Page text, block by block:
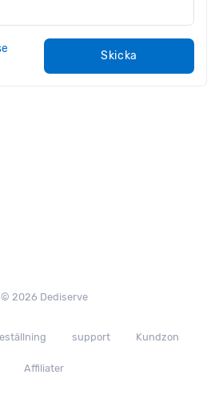
Skicka
© 2026 Dediserve
support Kundzon
Affiliater